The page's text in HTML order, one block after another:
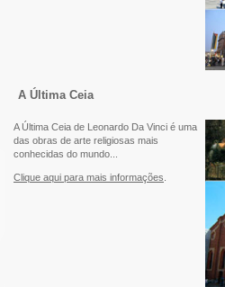
A Última Ceia
A Última Ceia de Leonardo Da Vinci é uma
das obras de arte religiosas mais
conhecidas do mundo...
Clique aqui para mais informações